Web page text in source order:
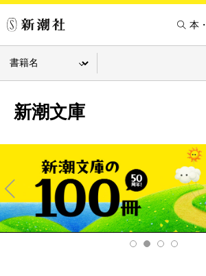
本
新潮文庫
Pre
v